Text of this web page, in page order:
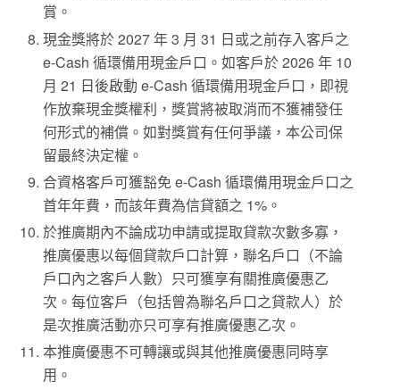
賞。
現金獎將於 2027 年 3 月 31 日或之前存入客戶之
e-Cash 循環備用現金戶口。如客戶於 2026 年 10
月 21 日後啟動 e-Cash 循環備用現金戶口，即視
作放棄現金獎權利，獎賞將被取消而不獲補發任
何形式的補償。如對獎賞有任何爭議，本公司保
留最終決定權。
合資格客戶可獲豁免 e-Cash 循環備用現金戶口之
首年年費，而該年費為信貸額之 1%。
於推廣期內不論成功申請或提取貸款次數多寡，
推廣優惠以每個貸款戶口計算，聯名戶口（不論
戶口內之客戶人數）只可獲享有關推廣優惠乙
次。每位客戶（包括曾為聯名戶口之貸款人）於
是次推廣活動亦只可享有推廣優惠乙次。
本推廣優惠不可轉讓或與其他推廣優惠同時享
用。